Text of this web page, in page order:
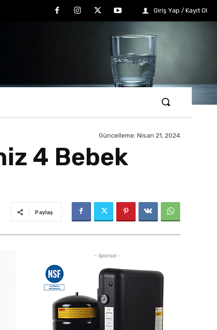
Giriş Yap / Kayıt Ol
Güncelleme: Nisan 21, 2024
4 Bebek
Paylaş
- Sponsor -